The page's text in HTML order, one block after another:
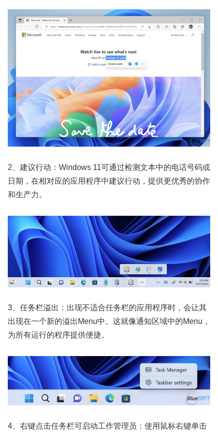
2、建议行动：Windows 11可通过检测文本中的电话号码或
日期，在相对应的应用程序中建议行动，提供更优秀的协作
和生产力。
3、任务栏溢出：出现不适合任务栏的应用程序时，会让其
出现在一个新的溢出Menu中。这就像通知区域中的Menu，
为所有运行的程序提供便捷。
4、右键点击任务栏可启动工作管理员：使用鼠标右键单击